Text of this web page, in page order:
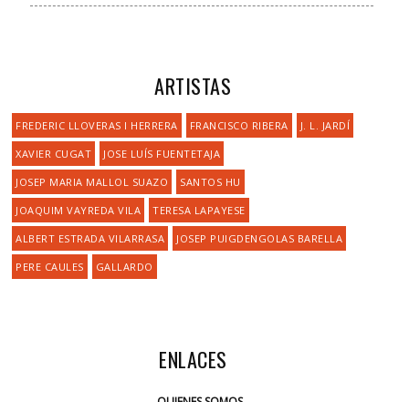
ARTISTAS
FREDERIC LLOVERAS I HERRERA FRANCISCO RIBERA J. L. JARDÍ
XAVIER CUGAT JOSE LUÍS FUENTETAJA
JOSEP MARIA MALLOL SUAZO SANTOS HU
JOAQUIM VAYREDA VILA TERESA LAPAYESE
ALBERT ESTRADA VILARRASA JOSEP PUIGDENGOLAS BARELLA
PERE CAULES GALLARDO
ENLACES